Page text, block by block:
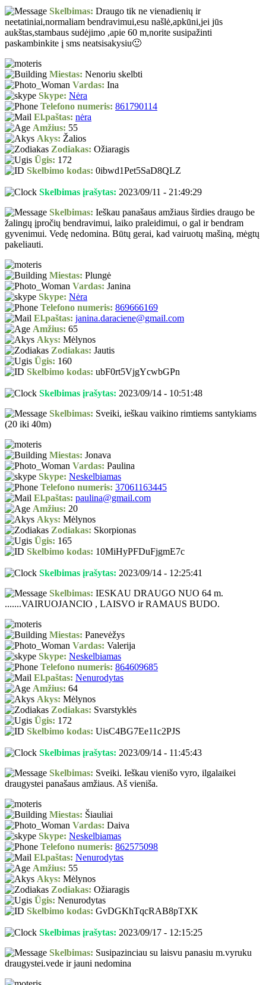
Skelbimas: Draugo tik ne vienadienių ir
neetatiniai,normaliam bendravimui,esu našlė,apkūni,jei jūs
aukštas,stambaus sudėjimo ,apie 60 m,norite susipažinti
paskambinkite į sms neatsisakysiu🙂
Miestas: Nenoriu skelbti
Vardas: Ina
Skype: Nėra
Telefono numeris: 861790114
El.paštas: nėra
Amžius: 55
Akys: Žalios
Zodiakas: Ožiaragis
Ūgis: 172
Skelbimo kodas: 0ibwd1Pet5SaD8QLZ
Skelbimas įrašytas: 2023/09/11 - 21:49:29
Skelbimas: Ieškau panašaus amžiaus širdies draugo be
žalingų įpročių bendravimui, laiko praleidimui, o gal ir bendram
gyvenimui. Vedę nedomina. Būtų gerai, kad vairuotų mašiną, mėgtų
pakeliauti.
Miestas: Plungė
Vardas: Janina
Skype: Nėra
Telefono numeris: 869666169
El.paštas: janina.daraciene@gmail.com
Amžius: 65
Akys: Mėlynos
Zodiakas: Jautis
Ūgis: 160
Skelbimo kodas: ubF0rt5VjgYcwbGPn
Skelbimas įrašytas: 2023/09/14 - 10:51:48
Skelbimas: Sveiki, ieškau vaikino rimtiems santykiams
(20 iki 40m)
Miestas: Jonava
Vardas: Paulina
Skype: Neskelbiamas
Telefono numeris: 37061163445
El.paštas: paulina@gmail.com
Amžius: 20
Akys: Mėlynos
Zodiakas: Skorpionas
Ūgis: 165
Skelbimo kodas: 10MiHyPFDuFjgmE7c
Skelbimas įrašytas: 2023/09/14 - 12:25:41
Skelbimas: IESKAU DRAUGO NUO 64 m.
.......VAIRUOJANCIO , LAISVO ir RAMAUS BUDO.
Miestas: Panevėžys
Vardas: Valerija
Skype: Neskelbiamas
Telefono numeris: 864609685
El.paštas: Nenurodytas
Amžius: 64
Akys: Mėlynos
Zodiakas: Svarstyklės
Ūgis: 172
Skelbimo kodas: UisC4BG7Ee11c2PJS
Skelbimas įrašytas: 2023/09/14 - 11:45:43
Skelbimas: Sveiki. Ieškau vienišo vyro, ilgalaikei
draugystei panašaus amžiaus. Aš vieniša.
Miestas: Šiauliai
Vardas: Daiva
Skype: Neskelbiamas
Telefono numeris: 862575098
El.paštas: Nenurodytas
Amžius: 55
Akys: Mėlynos
Zodiakas: Ožiaragis
Ūgis: Nenurodytas
Skelbimo kodas: GvDGKhTqcRAB8pTXK
Skelbimas įrašytas: 2023/09/17 - 12:15:25
Skelbimas: Susipazinciau su laisvu panasiu m.vyruku
draugystei.vede ir jauni nedomina